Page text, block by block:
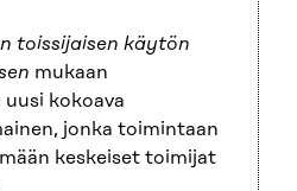
toissijaisen käytön
mukaan
kokoava
jonka toimintaan
keskeiset toimijat